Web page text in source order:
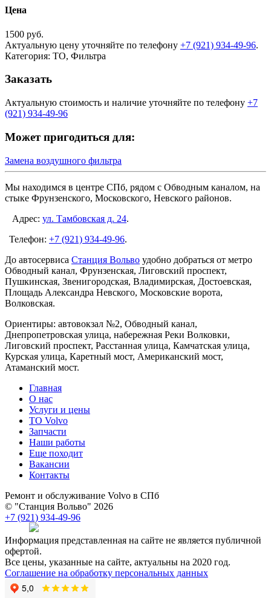
Цена
1500 руб.
Актуальную цену уточняйте по телефону +7 (921) 934-49-96.
Категория: ТО, Фильтра
Заказать
Актуальную стоимость и наличие уточняйте по телефону +7
(921) 934-49-96
Может пригодиться для:
Замена воздушного фильтра
Мы находимся в центре СПб, рядом с Обводным каналом, на
стыке Фрунзенского, Московского, Невского районов.
Адрес: ул. Тамбовская д. 24.
Телефон: +7 (921) 934-49-96.
До автосервиса Станция Вольво удобно добраться от метро
Обводный канал, Фрунзенская, Лиговский проспект,
Пушкинская, Звенигородская, Владимирская, Достоевская,
Площадь Александра Невского, Московские ворота,
Волковская.
Ориентиры: автовокзал №2, Обводный канал,
Днепропетровская улица, набережная Реки Волковки,
Лиговский проспект, Расстанная улица, Камчатская улица,
Курская улица, Каретный мост, Американский мост,
Атаманский мост.
Главная
О нас
Услуги и цены
TO Volvo
Запчасти
Наши работы
Еще походит
Вакансии
Контакты
Ремонт и обслуживание Volvo в СПб
© "Станция Вольво" 2026
+7 (921) 934-49-96
Информация представленная на сайте не является публичной
офертой.
Все цены, указанные на сайте, актуальны на 2020 год.
Соглашение на обработку персональных данных